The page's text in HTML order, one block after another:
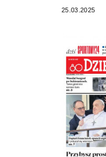
25.03.2025